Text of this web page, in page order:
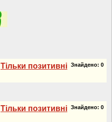
Знайдено: 0
Тiльки позитивнi
Знайдено: 0
Тiльки позитивнi